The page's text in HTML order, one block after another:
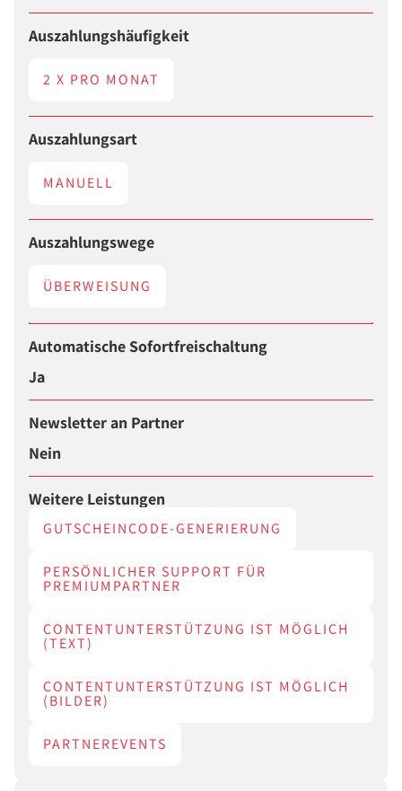
Auszahlungshäufigkeit
2 X PRO MONAT
Auszahlungsart
MANUELL
Auszahlungswege
ÜBERWEISUNG
Automatische Sofortfreischaltung
Ja
Newsletter an Partner
Nein
Weitere Leistungen
GUTSCHEINCODE-GENERIERUNG
PERSÖNLICHER SUPPORT FÜR
PREMIUMPARTNER
CONTENTUNTERSTÜTZUNG IST MÖGLICH
(TEXT)
CONTENTUNTERSTÜTZUNG IST MÖGLICH
(BILDER)
PARTNEREVENTS